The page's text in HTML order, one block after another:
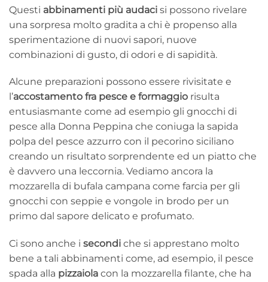
Questi abbinamenti più audaci si possono rivelare
una sorpresa molto gradita a chi è propenso alla
sperimentazione di nuovi sapori, nuove
combinazioni di gusto, di odori e di sapidità.
Alcune preparazioni possono essere rivisitate e
l’accostamento fra pesce e formaggio risulta
entusiasmante come ad esempio gli gnocchi di
pesce alla Donna Peppina che coniuga la sapida
polpa del pesce azzurro con il pecorino siciliano
creando un risultato sorprendente ed un piatto che
è davvero una leccornia. Vediamo ancora la
mozzarella di bufala campana come farcia per gli
gnocchi con seppie e vongole in brodo per un
primo dal sapore delicato e profumato.
Ci sono anche i secondi che si apprestano molto
bene a tali abbinamenti come, ad esempio, il pesce
spada alla pizzaiola con la mozzarella filante, che ha